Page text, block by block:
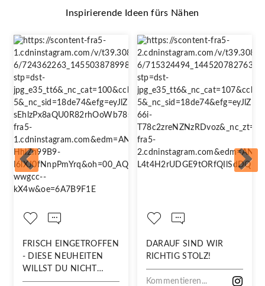
Inspirierende Ideen fürs Nähen
FRISCH EINGETROFFEN
- DIESE NEUHEITEN
WILLST DU NICHT
VERPASSEN!
DARAUF SIND WIR
RICHTIG STOLZ!
Kommentieren...